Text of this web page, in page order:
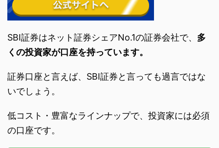
SBI証券はネット証券シェアNo.1の証券会社で、 多
くの投資家が口座を持っています。
証券口座と言えば、SBI証券と言っても過言ではな
いでしょう。
低コスト・豊富なラインナップで、投資家には必須
の口座です。